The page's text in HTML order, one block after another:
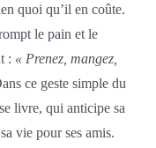
quoi qu’il en coûte.
le pain et le
: « Prenez, mangez,
ce geste simple du
livre, qui anticipe sa
vie pour ses amis.